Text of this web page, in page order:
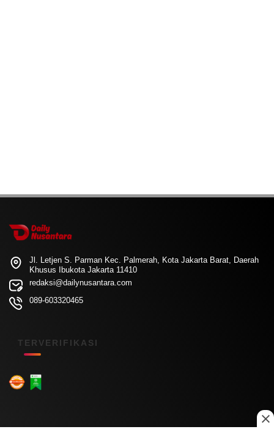
Jl. Letjen S. Parman Kec. Palmerah, Kota Jakarta Barat, Daerah
Khusus Ibukota Jakarta 11410
redaksi@dailynusantara.com
089-603320465
TERVERIFIKASI